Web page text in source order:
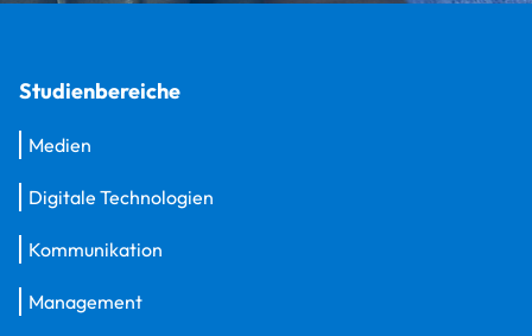
Studienbereiche
Medien
Digitale Technologien
Kommunikation
Management